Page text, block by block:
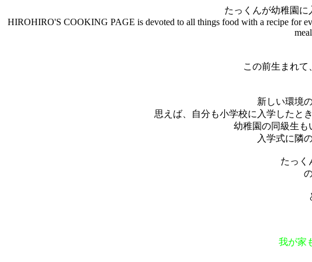
たっくんが幼稚園
HIROHIRO'S COOKING PAGE is devoted to all things food with a recipe for
この前生まれ
新しい環境
思えば、自分も小学校に入学したと
幼稚園の同級生も
入学式に隣
たっく
我が家も